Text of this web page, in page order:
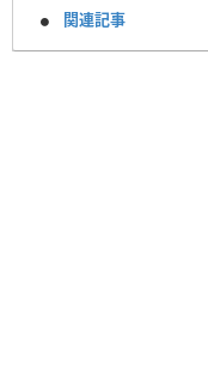
関連記事